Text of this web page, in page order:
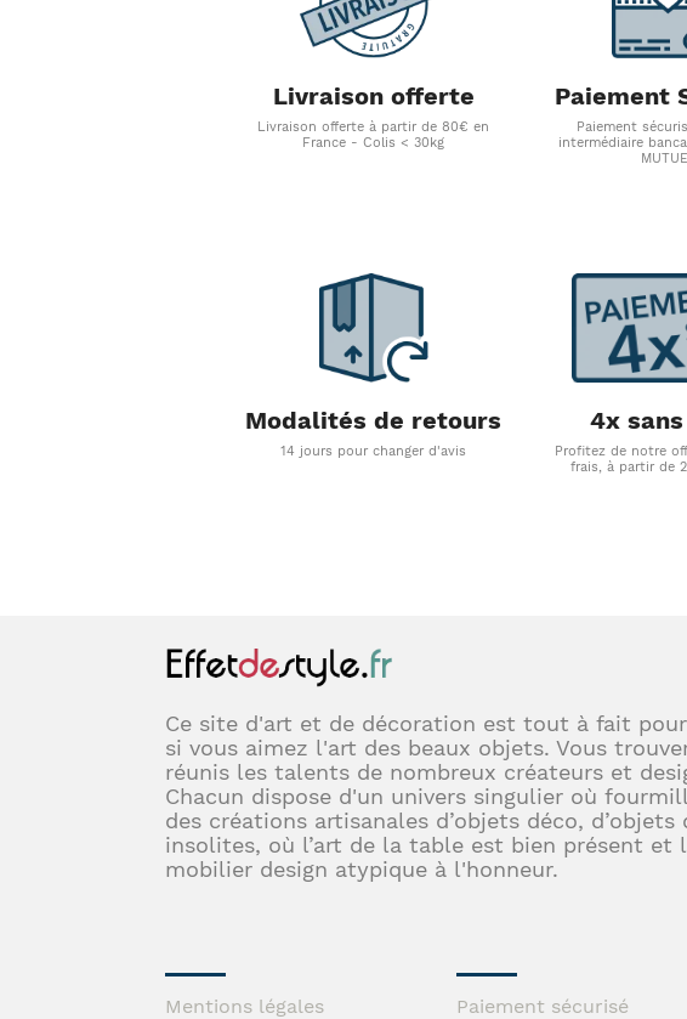
Livraison offerte
Livraison offerte à partir de 80€ en
France - Colis < 30kg
Paiement
Paiement
intermédiaire
Modalités de retours
14 jours pour changer d'avis
4x
Profitez de notre
frais, à partir de
Ce site d'art et de décoration est tout à fait
si vous aimez l'art des beaux objets. Vous
réunis les talents de nombreux créateurs et
Chacun dispose d'un univers singulier où
des créations artisanales d’objets déco, d’objets
insolites, où l’art de la table est bien présent et
mobilier design atypique à l'honneur.
Mentions légales Paiement sécurisé